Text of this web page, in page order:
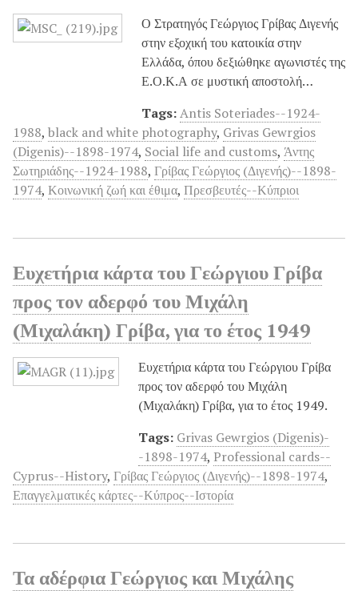
Ο Στρατηγός Γεώργιος Γρίβας Διγενής
στην εξοχική του κατοικία στην
Ελλάδα, όπου δεξιώθηκε αγωνιστές της
Ε.Ο.Κ.Α σε μυστική αποστολή…
Tags:Antis Soteriades--1924-
1988, black and white photography, Grivas Gewrgios
(Digenis)--1898-1974, Social life and customs, Άντης
Σωτηριάδης--1924-1988, Γρίβας Γεώργιος (Διγενής)--1898-
1974, Κοινωνική ζωή και έθιμα, Πρεσβευτές--Κύπριοι
Ευχετήρια κάρτα του Γεώργιου Γρίβα
προς τον αδερφό του Μιχάλη
(Μιχαλάκη) Γρίβα, για το έτος 1949
Ευχετήρια κάρτα του Γεώργιου Γρίβα
προς τον αδερφό του Μιχάλη
(Μιχαλάκη) Γρίβα, για το έτος 1949.
Tags: Grivas Gewrgios (Digenis)-
-1898-1974, Professional cards--
Cyprus--History, Γρίβας Γεώργιος (Διγενής)--1898-1974,
Επαγγελματικές κάρτες--Κύπρος--Ιστορία
Τα αδέρφια Γεώργιος και Μιχάλης